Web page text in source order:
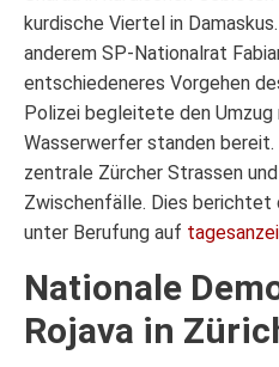
kurdische Viertel in
anderem SP-Nationalrat
entschiedeneres Vorgehen
Polizei begleitete den
Wasserwerfer standen
zentrale Zürcher Strassen
Zwischenfälle. Dies berichtet
unter Berufung auf
Nationale
Rojava in